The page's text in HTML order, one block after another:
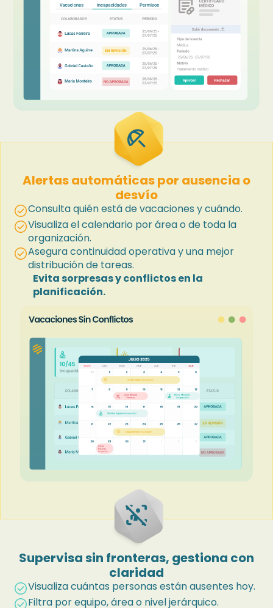
Alertas automáticas por ausencia o
desvío
beach_access
check_circleConsulta quién está de vacaciones y cuándo.
check_circleVisualiza el calendario por área o de toda la
organización.
check_circleAsegura continuidad operativa y una mejor
distribución de tareas.
Evita sorpresas y conflictos en la
planificación.
Supervisa sin fronteras, gestiona con
claridad
zone_person_idle
check_circleVisualiza cuántas personas están ausentes hoy.
check_circleFiltra por equipo, área o nivel jerárquico.